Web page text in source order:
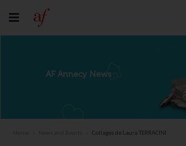
AF Annecy News
Collages de Laura TERRACINI